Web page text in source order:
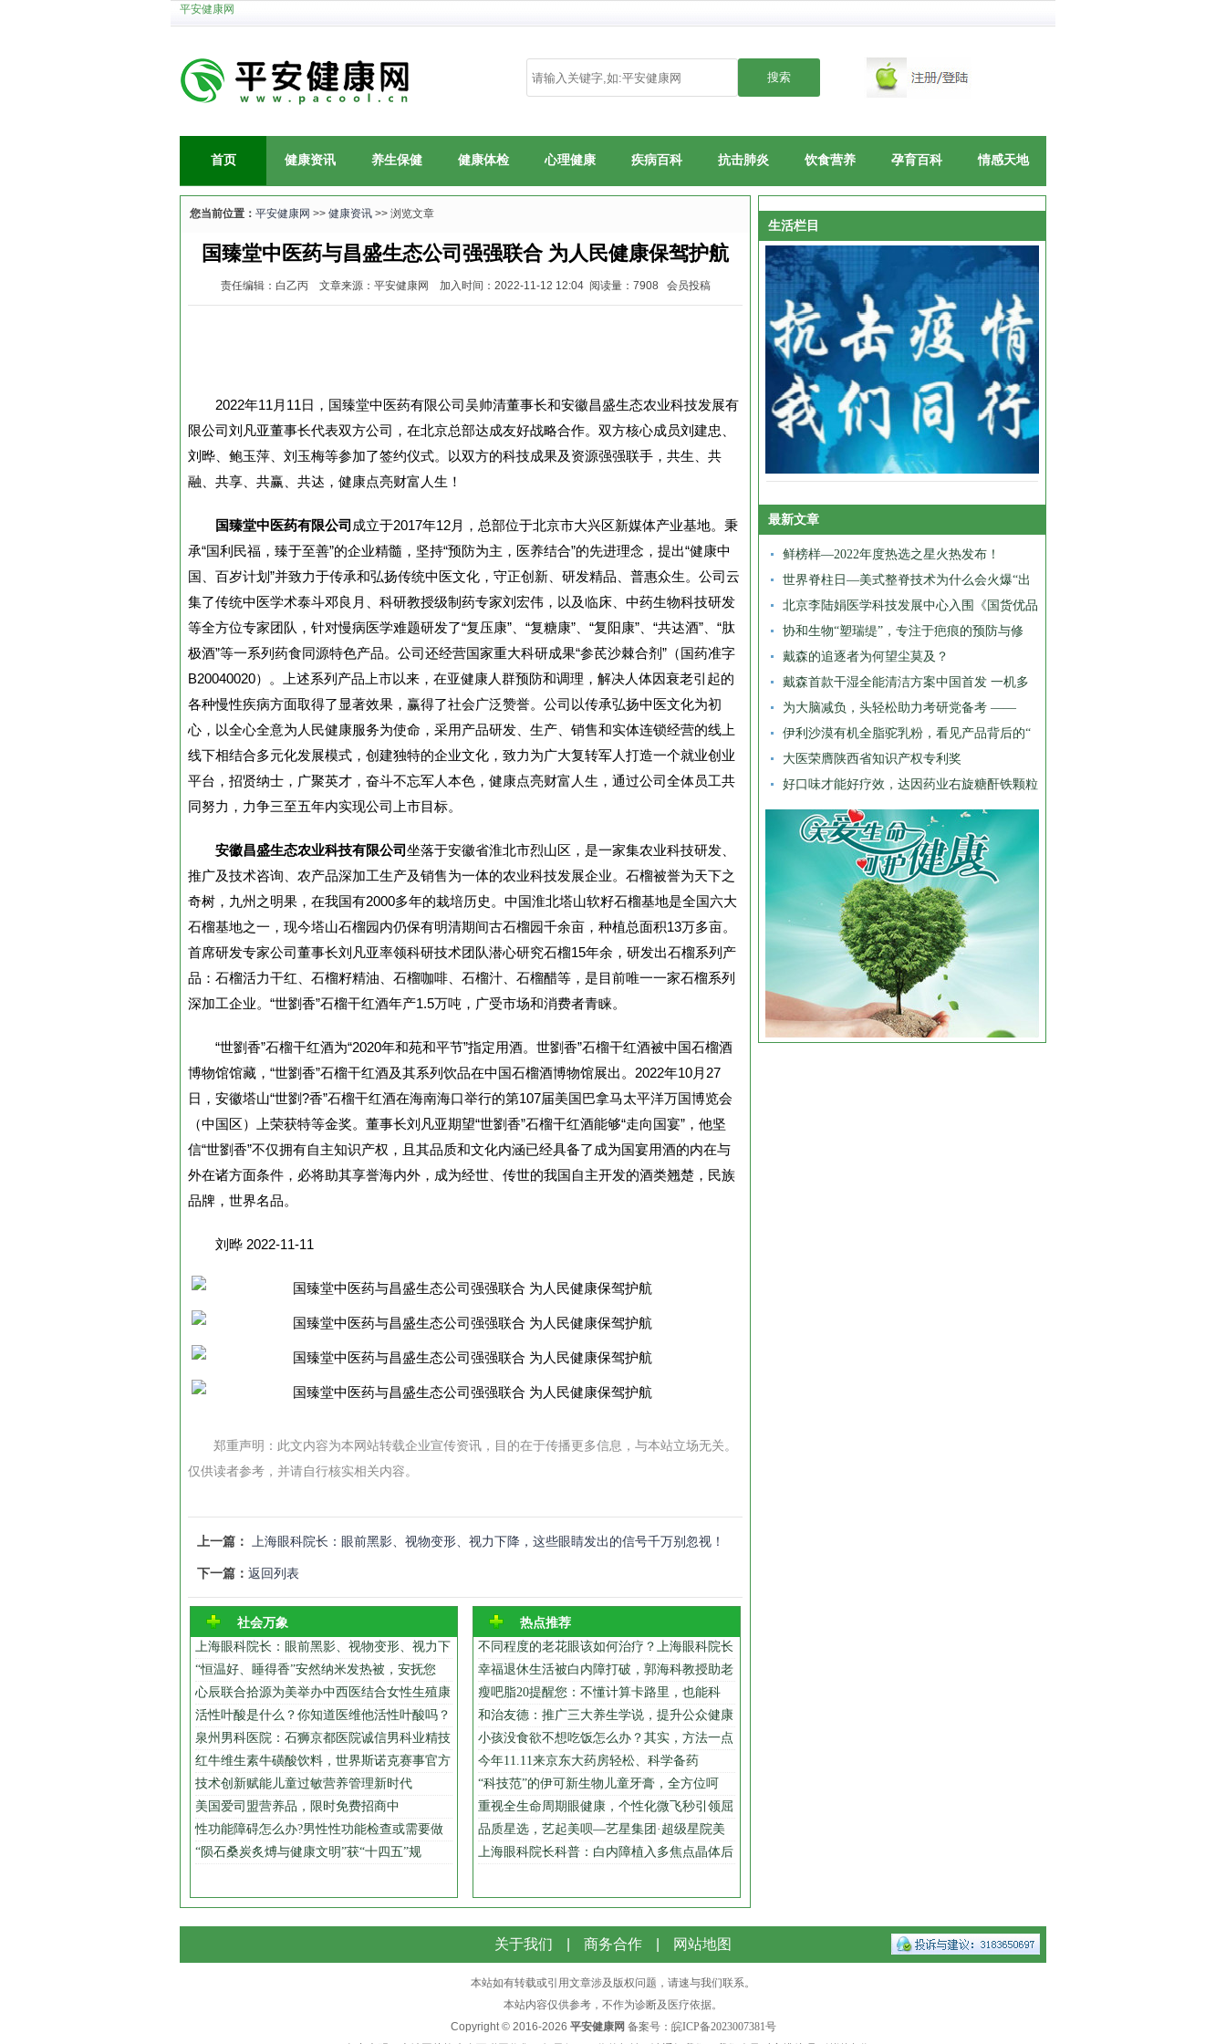
平安健康网
首页 健康资讯 养生保健 健康体检 心理健康 疾病百科 抗击肺炎 饮食营养 孕育百科 情感天地
您当前位置： 平安健康网 >> 健康资讯 >> 浏览文章
国臻堂中医药与昌盛生态公司强强联合 为人民健康保驾护航
责任编辑：白乙丙 文章来源：平安健康网 加入时间：2022-11-12 12:04 阅读量：7908 会员投稿
2022年11月11日，国臻堂中医药有限公司吴帅清董事长和安徽昌盛生态农业科技发展有
限公司刘凡亚董事长代表双方公司，在北京总部达成友好战略合作。双方核心成员刘建忠、
刘晔、鲍玉萍、刘玉梅等参加了签约仪式。以双方的科技成果及资源强强联手，共生、共
融、共享、共赢、共迏，健康点亮财富人生！
国臻堂中医药有限公司 成立于2017年12月，总部位于北京市大兴区新媒体产业基地。秉
承“国利民福，臻于至善”的企业精髓，坚持“预防为主，医养结合”的先进理念，提出“健康中
国、百岁计划”并致力于传承和弘扬传统中医文化，守正创新、研发精品、普惠众生。公司云
集了传统中医学术泰斗邓良月、科研教授级制药专家刘宏伟，以及临床、中药生物科技研发
等全方位专家团队，针对慢病医学难题研发了“复压康”、“复糖康”、“复阳康”、“共迏酒”、“肽
极酒”等一系列药食同源特色产品。公司还经营国家重大科研成果“参芪沙棘合剂”（国药准字
B20040020）。上述系列产品上市以来，在亚健康人群预防和调理，解决人体因衰老引起的
各种慢性疾病方面取得了显著效果，赢得了社会广泛赞誉。公司以传承弘扬中医文化为初
心，以全心全意为人民健康服务为使命，采用产品研发、生产、销售和实体连锁经营的线上
线下相结合多元化发展模式，创建独特的企业文化，致力为广大复转军人打造一个就业创业
平台，招贤纳士，广聚英才，奋斗不忘军人本色，健康点亮财富人生，通过公司全体员工共
同努力，力争三至五年内实现公司上市目标。
安徽昌盛生态农业科技有限公司坐落于安徽省淮北市烈山区，是一家集农业科技研发、
推广及技术咨询、农产品深加工生产及销售为一体的农业科技发展企业。石榴被誉为天下之
奇树，九州之明果，在我国有2000多年的栽培历史。中国淮北塔山软籽石榴基地是全国六大
石榴基地之一，现今塔山石榴园内仍保有明清期间古石榴园千余亩，种植总面积13万多亩。
首席研发专家公司董事长刘凡亚率领科研技术团队潜心研究石榴15年余，研发出石榴系列产
品：石榴活力干红、石榴籽精油、石榴咖啡、石榴汁、石榴醋等，是目前唯一一家石榴系列
深加工企业。“世劉香”石榴干红酒年产1.5万吨，广受市场和消费者青睐。
“世劉香”石榴干红酒为“2020年和苑和平节”指定用酒。世劉香”石榴干红酒被中国石榴酒
博物馆馆藏，“世劉香”石榴干红酒及其系列饮品在中国石榴酒博物馆展出。2022年10月27
日，安徽塔山“世劉?香”石榴干红酒在海南海口举行的第107届美国巴拿马太平洋万国博览会
（中国区）上荣获特等金奖。董事长刘凡亚期望“世劉香”石榴干红酒能够“走向国宴”，他坚
信“世劉香”不仅拥有自主知识产权，且其品质和文化内涵已经具备了成为国宴用酒的内在与
外在诸方面条件，必将助其享誉海内外，成为经世、传世的我国自主开发的酒类翘楚，民族
品牌，世界名品。
刘晔 2022-11-11
郑重声明：此文内容为本网站转载企业宣传资讯，目的在于传播更多信息，与本站立场无关。
仅供读者参考，并请自行核实相关内容。
上一篇： 上海眼科院长：眼前黑影、视物变形、视力下降，这些眼睛发出的信号千万别忽视！
下一篇： 返回列表
社会万象
上海眼科院长：眼前黑影、视物变形、视力下
“恒温好、睡得香”安然纳米发热被，安抚您
心辰联合拾源为美举办中西医结合女性生殖康
活性叶酸是什么？你知道医维他活性叶酸吗？
泉州男科医院：石狮京都医院诚信男科业精技
红牛维生素牛磺酸饮料，世界斯诺克赛事官方
技术创新赋能儿童过敏营养管理新时代
美国爱司盟营养品，限时免费招商中
性功能障碍怎么办?男性性功能检查或需要做
“陨石桑炭炙煿与健康文明”获“十四五”规
热点推荐
不同程度的老花眼该如何治疗？上海眼科院长
幸福退休生活被白内障打破，郭海科教授助老
瘦吧脂20提醒您：不懂计算卡路里，也能科
和治友德：推广三大养生学说，提升公众健康
小孩没食欲不想吃饭怎么办？其实，方法一点
今年11.11来京东大药房轻松、科学备药
“科技范”的伊可新生物儿童牙膏，全方位呵
重视全生命周期眼健康，个性化微飞秒引领屈
品质星选，艺起美呗—艺星集团·超级星院美
上海眼科院长科普：白内障植入多焦点晶体后
生活栏目
最新文章
鲜榜样—2022年度热选之星火热发布！
世界脊柱日—美式整脊技术为什么会火爆“出
北京李陆娟医学科技发展中心入围《国货优品
协和生物“塑瑞缇”，专注于疤痕的预防与修
戴森的追逐者为何望尘莫及？
戴森首款干湿全能清洁方案中国首发 一机多
为大脑减负，头轻松助力考研党备考 ——
伊利沙漠有机全脂驼乳粉，看见产品背后的“
大医荣膺陕西省知识产权专利奖
好口味才能好疗效，达因药业右旋糖酐铁颗粒
关于我们 商务合作 网站地图
本站如有转载或引用文章涉及版权问题，请速与我们联系。
本站内容仅供参考，不作为诊断及医疗依据。
Copyright © 2016-2026 平安健康网 备案号： 皖ICP备2023007381号